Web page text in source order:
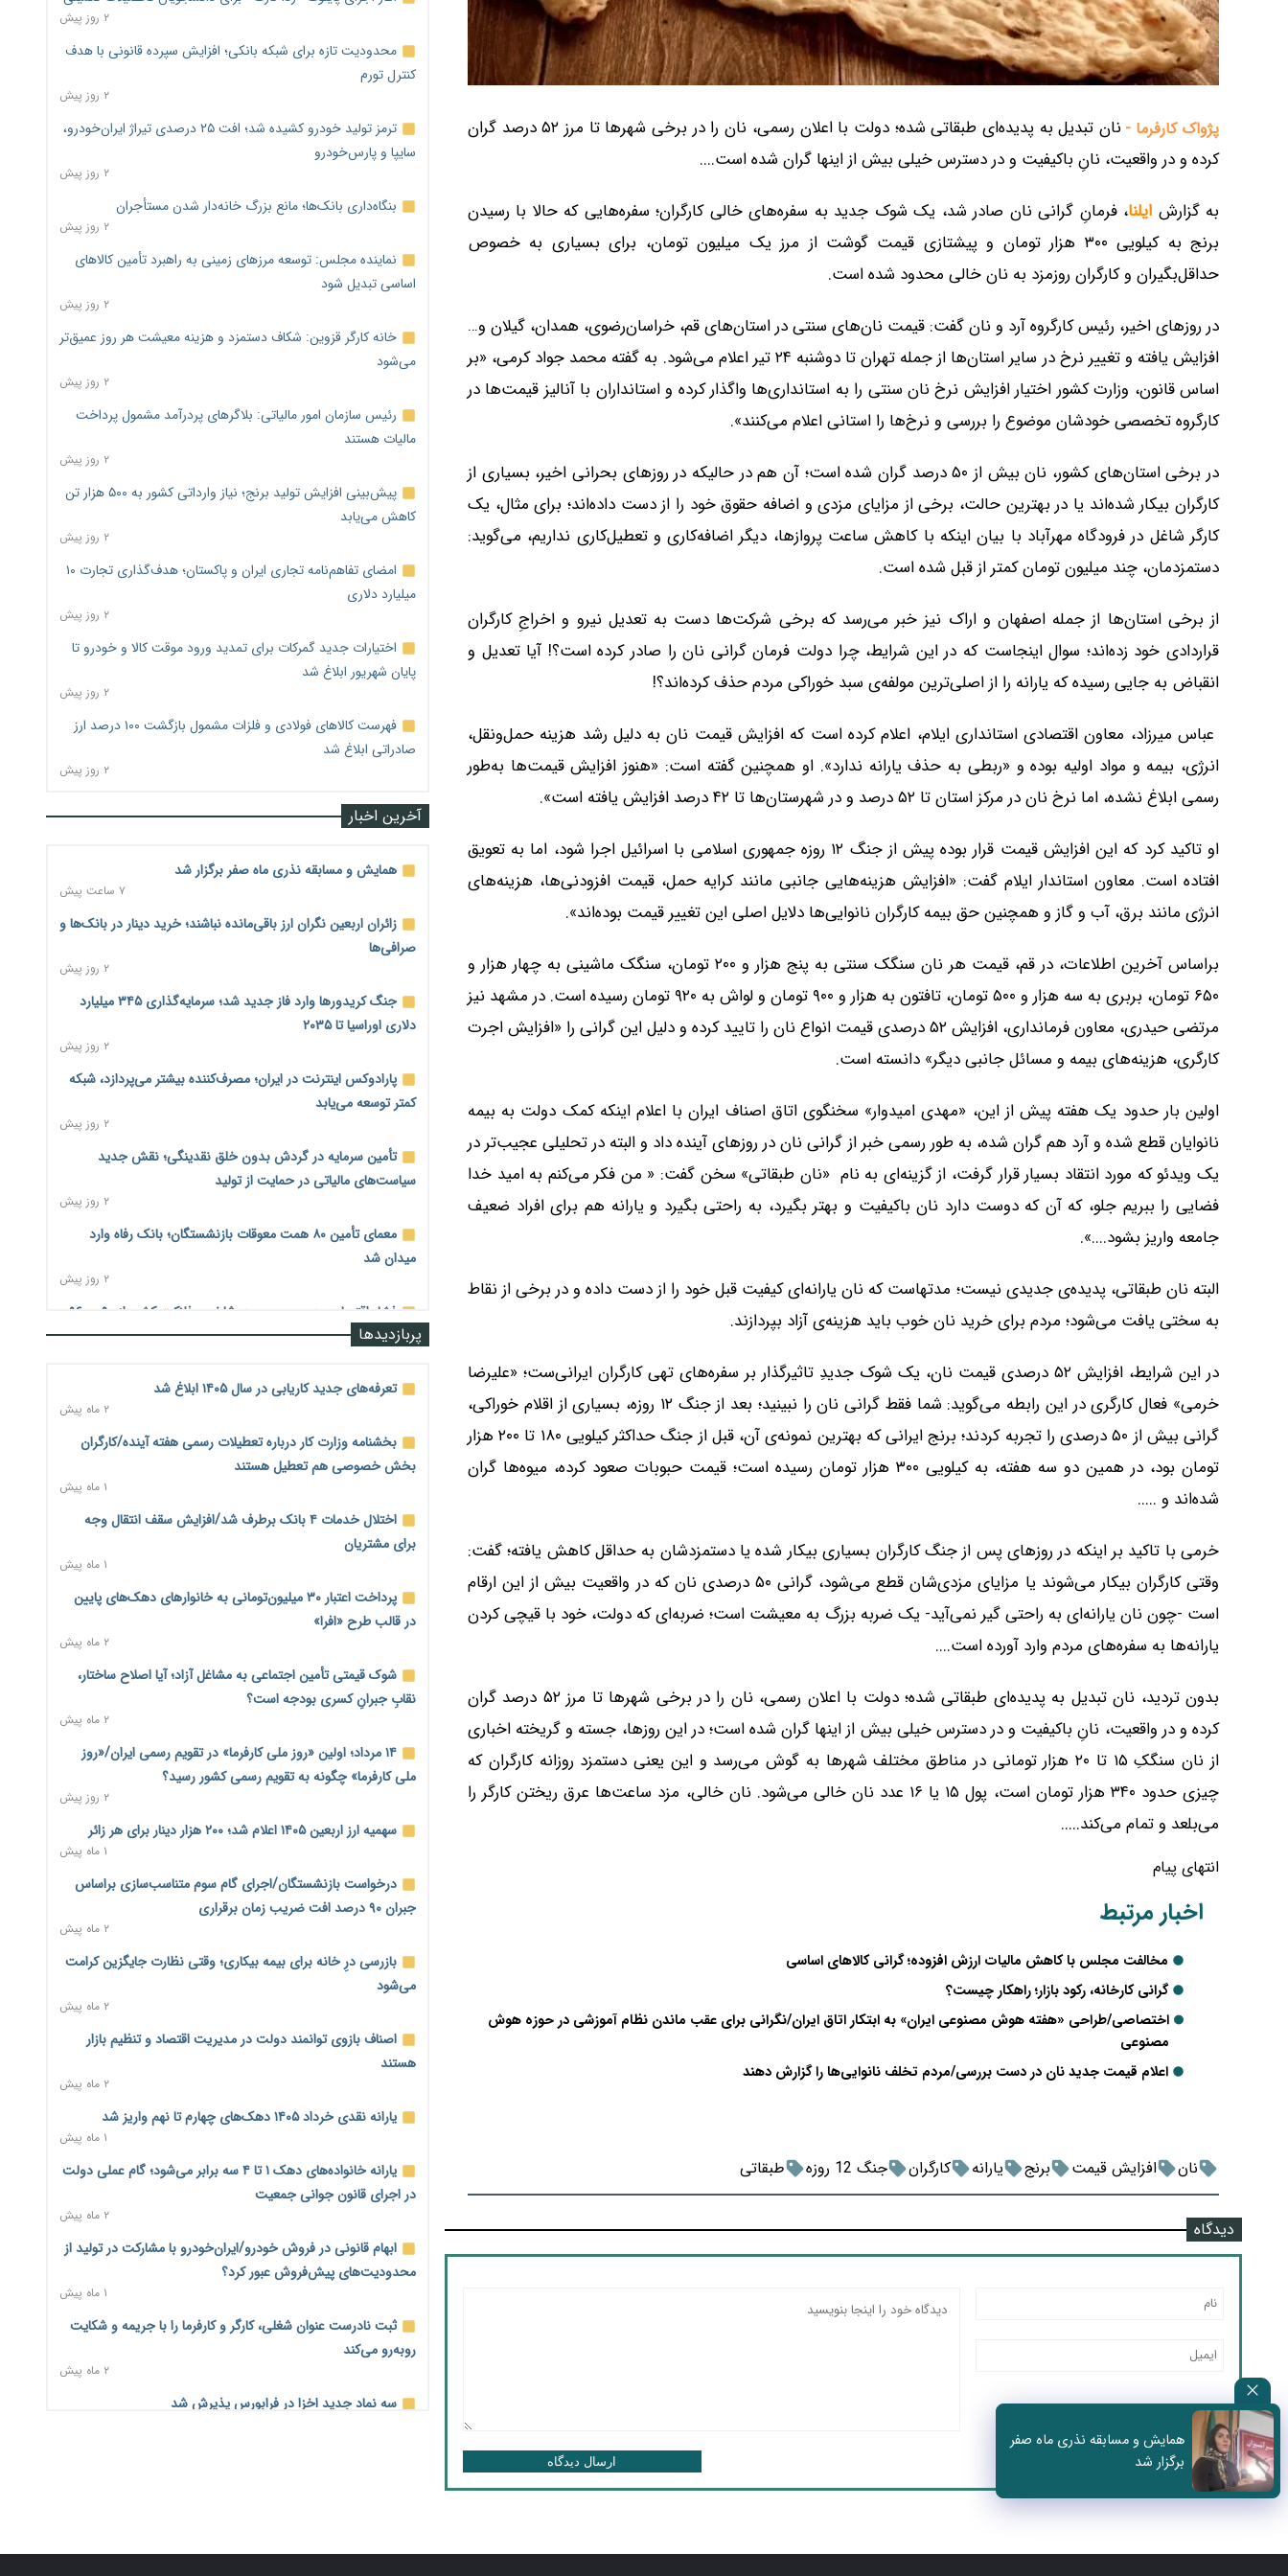
پژواک کارفرما -
نان تبدیل به پدیده‌ای طبقاتی شده؛ دولت با اعلان رسمی، نان را در برخی شهرها تا مرز ۵۲ درصد گران
کرده و در واقعیت، نانِ باکیفیت و در دسترس خیلی بیش از اینها گران شده است....
به گزارش ایلنا، فرمانِ گرانی نان صادر شد، یک شوک جدید به سفره‌های خالی کارگران؛ سفره‌هایی که حالا با رسیدن
برنج به کیلویی ۳۰۰ هزار تومان و پیشتازی قیمت گوشت از مرز یک میلیون تومان، برای بسیاری به خصوص
حداقل‌بگیران و کارگران روزمزد به نان خالی محدود شده است.
در روزهای اخیر، رئیس کارگروه آرد و نان گفت: قیمت نان‌های سنتی در استان‌های قم، خراسان‌رضوی، همدان، گیلان و…
افزایش یافته و تغییر نرخ در سایر استان‌ها از جمله تهران تا دوشنبه ۲۴ تیر اعلام می‌شود. به گفته محمد جواد کرمی، «بر
اساس قانون، وزارت کشور اختیار افزایش نرخ نان سنتی را به استانداری‌ها واگذار کرده و استانداران با آنالیز قیمت‌ها در
کارگروه تخصصی خودشان موضوع را بررسی و نرخ‌ها را استانی اعلام می‌کنند».
در برخی استان‌های کشور، نان بیش از ۵۰ درصد گران شده است؛ آن هم در حالیکه در روزهای بحرانی اخیر، بسیاری از
کارگران بیکار شده‌اند یا در بهترین حالت، برخی از مزایای مزدی و اضافه حقوق خود را از دست داده‌اند؛ برای مثال، یک
کارگر شاغل در فرودگاه مهرآباد با بیان اینکه با کاهش ساعت پروازها، دیگر اضافه‌کاری و تعطیل‌کاری نداریم، می‌گوید:
دستمزدمان، چند میلیون تومان کمتر از قبل شده است.
از برخی استان‌ها از جمله اصفهان و اراک نیز خبر می‌رسد که برخی شرکت‌ها دست به تعدیل نیرو و اخراجِ کارگران
قراردادی خود زده‌اند؛ سوال اینجاست که در این شرایط، چرا دولت فرمان گرانی نان را صادر کرده است؟! آیا تعدیل و
انقباض به جایی رسیده که یارانه را از اصلی‌ترین مولفه‌ی سبد خوراکی مردم حذف کرده‌اند؟!
عباس میرزاد، معاون اقتصادی استانداری ایلام، اعلام کرده است که افزایش قیمت نان به دلیل رشد هزینه حمل‌ونقل،
انرژی، بیمه و مواد اولیه بوده و «ربطی به حذف یارانه ندارد». او همچنین گفته است: «هنوز افزایش قیمت‌ها به‌طور
رسمی ابلاغ نشده، اما نرخ نان در مرکز استان تا ۵۲ درصد و در شهرستان‌ها تا ۴۲ درصد افزایش یافته است».
او تاکید کرد که این افزایش قیمت قرار بوده پیش از جنگ ۱۲ روزه جمهوری اسلامی با اسرائیل اجرا شود، اما به تعویق
افتاده است. معاون استاندار ایلام گفت: «افزایش هزینه‌هایی جانبی مانند کرایه حمل، قیمت افزودنی‌ها، هزینه‌های
انرژی مانند برق، آب و گاز و همچنین حق بیمه کارگران نانوایی‌ها دلایل اصلی این تغییر قیمت بوده‌اند».
براساس آخرین اطلاعات، در قم، قیمت هر نان سنگک سنتی به پنج هزار و ۲۰۰ تومان، سنگک ماشینی به چهار هزار و
۶۵۰ تومان، بربری به سه هزار و ۵۰۰ تومان، تافتون به هزار و ۹۰۰ تومان و لواش به ۹۲۰ تومان رسیده است. در مشهد نیز
مرتضی حیدری، معاون فرمانداری، افزایش ۵۲ درصدی قیمت انواع نان را تایید کرده و دلیل این گرانی را «افزایش اجرت
کارگری، هزینه‌های بیمه و مسائل جانبی دیگر» دانسته است.
اولین بار حدود یک هفته پیش از این، «مهدی امیدوار» سخنگوی اتاق اصناف ایران با اعلام اینکه کمک دولت به بیمه
نانوایان قطع شده و آرد هم گران شده، به طور رسمی خبر از گرانی نان در روزهای آینده داد و البته در تحلیلی عجیب‌تر در
یک ویدئو که مورد انتقاد بسیار قرار گرفت، از گزینه‌‌ای به نام «نان طبقاتی» سخن گفت: « من فکر می‌کنم به امید خدا
فضایی را ببریم جلو، که آن که دوست دارد نان باکیفیت و بهتر بگیرد، به راحتی بگیرد و یارانه هم برای افراد ضعیف
جامعه واریز بشود....».
البته نان طبقاتی، پدیده‌ی جدیدی نیست؛ مدتهاست که نان یارانه‌ای کیفیت قبل خود را از دست داده و در برخی از نقاط
به سختی یافت می‌شود؛ مردم برای خرید نان خوب باید هزینه‌ی آزاد بپردازند.
در این شرایط، افزایش ۵۲ درصدی قیمت نان، یک شوک جدیدِ تاثیرگذار بر سفره‌های تهی کارگران ایرانی‌ست؛ «علیرضا
خرمی» فعال کارگری در این رابطه می‌گوید: شما فقط گرانی نان را نبینید؛ بعد از جنگ ۱۲ روزه، بسیاری از اقلام خوراکی،
گرانی بیش از ۵۰ درصدی را تجربه کردند؛ برنج ایرانی که بهترین نمونه‌ی آن، قبل از جنگ حداکثر کیلویی ۱۸۰ تا ۲۰۰ هزار
تومان بود، در همین دو سه هفته، به کیلویی ۳۰۰ هزار تومان رسیده است؛ قیمت حبوبات صعود کرده، میوه‌ها گران
شده‌اند و .....
خرمی با تاکید بر اینکه در روزهای پس از جنگ کارگران بسیاری بیکار شده‌ یا دستمزدشان به حداقل کاهش یافته؛ گفت:
وقتی کارگران بیکار می‌شوند یا مزایای مزدی‌شان قطع می‌شود، گرانی ۵۰ درصدی نان که در واقعیت بیش از این ارقام
است -چون نان یارانه‌ای به راحتی گیر نمی‌آید- یک ضربه بزرگ به معیشت است؛ ضربه‌ای که دولت، خود با قیچی کردن
یارانه‌ها به سفره‌های مردم وارد آورده است....
بدون تردید، نان تبدیل به پدیده‌ای طبقاتی شده؛ دولت با اعلان رسمی، نان را در برخی شهرها تا مرز ۵۲ درصد گران
کرده و در واقعیت، نانِ باکیفیت و در دسترس خیلی بیش از اینها گران شده است؛ در این روزها، جسته و گریخته اخباری
از نان سنگکِ ۱۵ تا ۲۰ هزار تومانی در مناطق مختلف شهرها به گوش می‌رسد و این یعنی دستمزد روزانه کارگران که
چیزی حدود ۳۴۰ هزار تومان است، پول ۱۵ یا ۱۶ عدد نان خالی می‌شود. نان خالی، مزد ساعت‌ها عرق ریختن کارگر را
می‌بلعد و تمام می‌کند.....
انتهای پیام
اخبار مرتبط
مخالفت مجلس با کاهش مالیات ارزش افزوده؛ گرانی کالاهای اساسی
گرانی کارخانه، رکود بازار؛ راهکار چیست؟
اختصاصی/طراحی «هفته هوش مصنوعی ایران» به ابتکار اتاق ایران/نگرانی برای عقب ماندن نظام آموزشی در حوزه هوش
مصنوعی
اعلام قیمت جدید نان در دست بررسی/مردم تخلف نانوایی‌ها را گزارش دهند
نان افزایش قیمت برنج یارانه کارگران جنگ 12 روزه طبقاتی
دیدگاه
ارسال دیدگاه
۲ روز پیش
محدودیت تازه برای شبکه بانکی؛ افزایش سپرده قانونی با هدف
کنترل تورم
۲ روز پیش
ترمز تولید خودرو کشیده شد؛ افت ۲۵ درصدی تیراژ ایران‌خودرو،
سایپا و پارس‌خودرو
۲ روز پیش
بنگاه‌داری بانک‌ها؛ مانع بزرگ خانه‌دار شدن مستأجران
۲ روز پیش
نماینده مجلس: توسعه مرزهای زمینی به راهبرد تأمین کالاهای
اساسی تبدیل شود
۲ روز پیش
خانه کارگر قزوین: شکاف دستمزد و هزینه معیشت هر روز عمیق‌تر
می‌شود
۲ روز پیش
رئیس سازمان امور مالیاتی: بلاگرهای پردرآمد مشمول پرداخت
مالیات هستند
۲ روز پیش
پیش‌بینی افزایش تولید برنج؛ نیاز وارداتی کشور به ۵۰۰ هزار تن
کاهش می‌یابد
۲ روز پیش
امضای تفاهم‌نامه تجاری ایران و پاکستان؛ هدف‌گذاری تجارت ۱۰
میلیارد دلاری
۲ روز پیش
اختیارات جدید گمرکات برای تمدید ورود موقت کالا و خودرو تا
پایان شهریور ابلاغ شد
۲ روز پیش
فهرست کالاهای فولادی و فلزات مشمول بازگشت ۱۰۰ درصد ارز
صادراتی ابلاغ شد
۲ روز پیش
آخرین اخبار
همایش و مسابقه نذری ماه صفر برگزار شد
۷ ساعت پیش
زائران اربعین نگران ارز باقی‌مانده نباشند؛ خرید دینار در بانک‌ها و
صرافی‌ها
۲ روز پیش
جنگ کریدورها وارد فاز جدید شد؛ سرمایه‌گذاری ۳۴۵ میلیارد
دلاری اوراسیا تا ۲۰۳۵
۲ روز پیش
پارادوکس اینترنت در ایران؛ مصرف‌کننده بیشتر می‌پردازد، شبکه
کمتر توسعه می‌یابد
۲ روز پیش
تأمین سرمایه در گردش بدون خلق نقدینگی؛ نقش جدید
سیاست‌های مالیاتی در حمایت از تولید
۲ روز پیش
معمای تأمین ۸۰ همت معوقات بازنشستگان؛ بانک رفاه وارد
میدان شد
۲ روز پیش
فشار اقتصادی در مسیر صعود؛ شاخص فلاکت کشور از ۹۰ به ۹۶
درصد رسید
رشد ۷۵ هزار میلیاردی بازار خرید اعتباری؛ فین‌تک‌ها وارد میدان
۲ روز پیش
احتمال اختلال ۲۴ ساعته در سامانه‌های تأمین اجتماعی
۲ روز پیش
آغاز اجرای پایلوت «ردا کارت» برای دانشجویان تحصیلات تکمیلی
محدودیت تازه برای شبکه بانکی؛ افزایش سپرده قانونی با هدف
کنترل تورم
ترمز تولید خودرو کشیده شد؛ افت ۲۵ درصدی تیراژ ایران‌خودرو،
سایپا و پارس‌خودرو
۲ روز پیش
نماینده مجلس: توسعه مرزهای زمینی به راهبرد تأمین کالاهای
۲ روز پیش
خانه کارگر قزوین: شکاف دستمزد و هزینه معیشت هر روز عمیق‌تر
می‌شود
رئیس سازمان امور مالیاتی: بلاگرهای پردرآمد مشمول پرداخت
مالیات هستند
پیش‌بینی افزایش تولید برنج؛ نیاز وارداتی کشور به ۵۰۰ هزار تن
کاهش می‌یابد
امضای تفاهم‌نامه تجاری ایران و پاکستان؛ هدف‌گذاری تجارت ۱۰
میلیارد دلاری
۲ روز پیش
اختیارات جدید گمرکات برای تمدید ورود موقت کالا و خودرو تا
پایان شهریور ابلاغ شد
۲ روز پیش
فهرست کالاهای فولادی و فلزات مشمول بازگشت ۱۰۰ درصد ارز
صادراتی ابلاغ شد
۲ روز پیش
مرحله سیزدهم کالابرگ در سایه تورم؛ قدرت خرید یارانه
یک‌میلیونی بیش از پیش آب رفت
۲ روز پیش
۱۴ مرداد؛ اولین «روز ملی کارفرما» در تقویم رسمی ایران/«روز
۴ روز پیش
پربازدیدها
تعرفه‌های جدید کاریابی در سال ۱۴۰۵ ابلاغ شد
۲ ماه پیش
بخشنامه وزارت کار درباره تعطیلات رسمی هفته آینده/کارگران
بخش خصوصی هم تعطیل هستند
۱ ماه پیش
اختلال خدمات ۴ بانک برطرف شد/افزایش سقف انتقال وجه
برای مشتریان
۱ ماه پیش
پرداخت اعتبار ۳۰ میلیون‌تومانی به خانوارهای دهک‌های پایین
در قالب طرح «افرا»
۲ ماه پیش
شوک قیمتی تأمین اجتماعی به مشاغل آزاد؛ آیا اصلاح ساختار،
نقابِ جبرانِ کسری بودجه است؟
۲ ماه پیش
۱۴ مرداد؛ اولین «روز ملی کارفرما» در تقویم رسمی ایران/«روز
ملی کارفرما» چگونه به تقویم رسمی کشور رسید؟
۲ روز پیش
سهمیه ارز اربعین ۱۴۰۵ اعلام شد؛ ۲۰۰ هزار دینار برای هر زائر
۱ ماه پیش
درخواست بازنشستگان/اجرای گام سوم متناسب‌سازی براساس
جبران ۹۰ درصد افت ضریب زمان برقراری
۲ ماه پیش
بازرسی درِ خانه برای بیمه بیکاری؛ وقتی نظارت جایگزین کرامت
می‌شود
۲ ماه پیش
اصناف بازوی توانمند دولت در مدیریت اقتصاد و تنظیم بازار
هستند
۲ ماه پیش
یارانه نقدی خرداد ۱۴۰۵ دهک‌های چهارم تا نهم واریز شد
۱ ماه پیش
یارانه خانواده‌های دهک ۱ تا ۴ سه برابر می‌شود؛ گام عملی دولت
در اجرای قانون جوانی جمعیت
۲ ماه پیش
ابهام قانونی در فروش خودرو/ایران‌خودرو با مشارکت در تولید از
محدودیت‌های پیش‌فروش عبور کرد؟
۱ ماه پیش
ثبت نادرست عنوان شغلی، کارگر و کارفرما را با جریمه و شکایت
روبه‌رو می‌کند
۲ ماه پیش
سه نماد جدید اخزا در فرابورس پذیرش شد
همایش و مسابقه نذری ماه صفر
برگزار شد